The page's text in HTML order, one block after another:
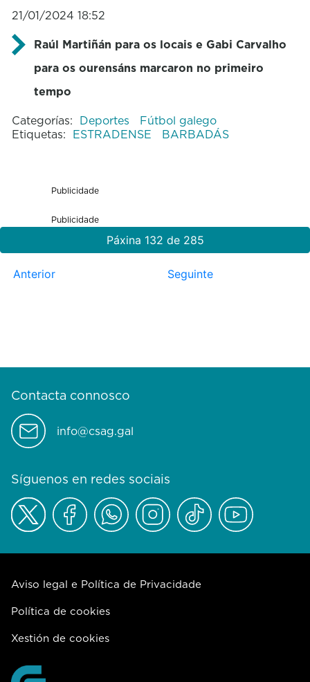
21/01/2024 18:52
Raúl Martiñán para os locais e Gabi Carvalho
para os ourensáns marcaron no primeiro
tempo
Categorías: Deportes
Fútbol galego
Etiquetas: ESTRADENSE BARBADÁS
Publicidade
Publicidade
Páxina 132 de 285
Anterior Seguinte
Contacta connosco
info@csag.gal
Síguenos en redes sociais
Aviso legal e Política de Privacidade
Política de cookies
Xestión de cookies